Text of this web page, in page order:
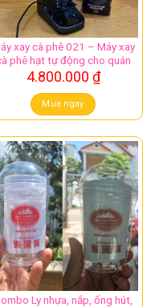
xay cà phê 021 – Máy xay
phê hạt tự động cho quán
4.800.000 ₫
Mua ngay
Ly nhựa, nắp, ống hút,